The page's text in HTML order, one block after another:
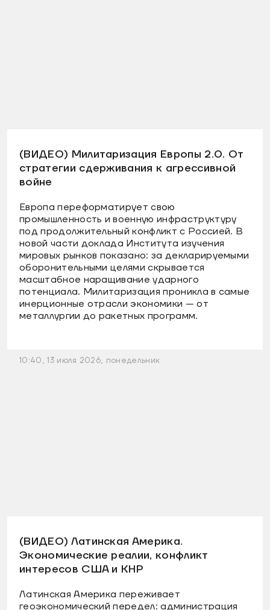
(ВИДЕО) Милитаризация Европы 2.0. От
стратегии сдерживания к агрессивной
войне
Европа переформатирует свою
промышленность и военную инфраструктуру
под продолжительный конфликт с Россией. В
новой части доклада Института изучения
мировых рынков показано: за декларируемыми
оборонительными целями скрывается
масштабное наращивание ударного
потенциала. Милитаризация проникла в самые
инерционные отрасли экономики — от
металлургии до ракетных программ.
10:40, 13 июля 2026, понедельник
(ВИДЕО) Латинская Америка.
Экономические реалии, конфликт
интересов США и КНР
Латинская Америка переживает
геоэкономический передел: администрация